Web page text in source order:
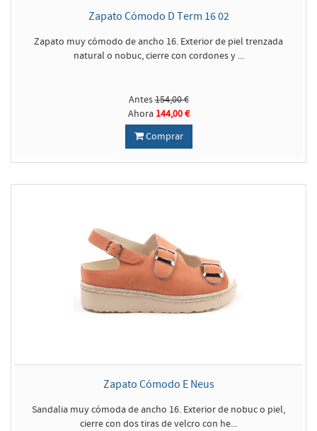
Zapato Cómodo D Term 16 02
Zapato muy cómodo de ancho 16. Exterior de piel trenzada
natural o nobuc, cierre con cordones y ...
Antes154,00 €
Ahora 144,00 €
Comprar
Zapato Cómodo E Neus
Sandalia muy cómoda de ancho 16. Exterior de nobuc o piel,
cierre con dos tiras de velcro con he...